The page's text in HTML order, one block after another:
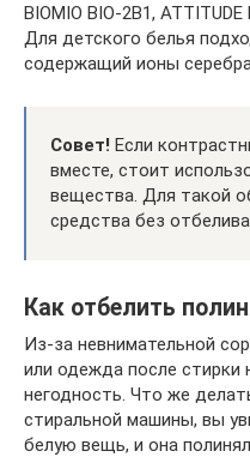
BIOMIO BIO-2В1,
Для детского белья
содержащий ионы
Совет! Если
вместе, стоит
вещества. Для такой
средства без
Как отбелить
Из-за невнимательной
или одежда после стирки
негодность. Что же
стиральной машины, вы
белую вещь, и она